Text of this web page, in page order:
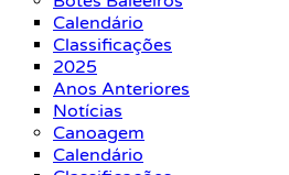
Calendário
Classificações
2025
Anos Anteriores
Notícias
Canoagem
Calendário